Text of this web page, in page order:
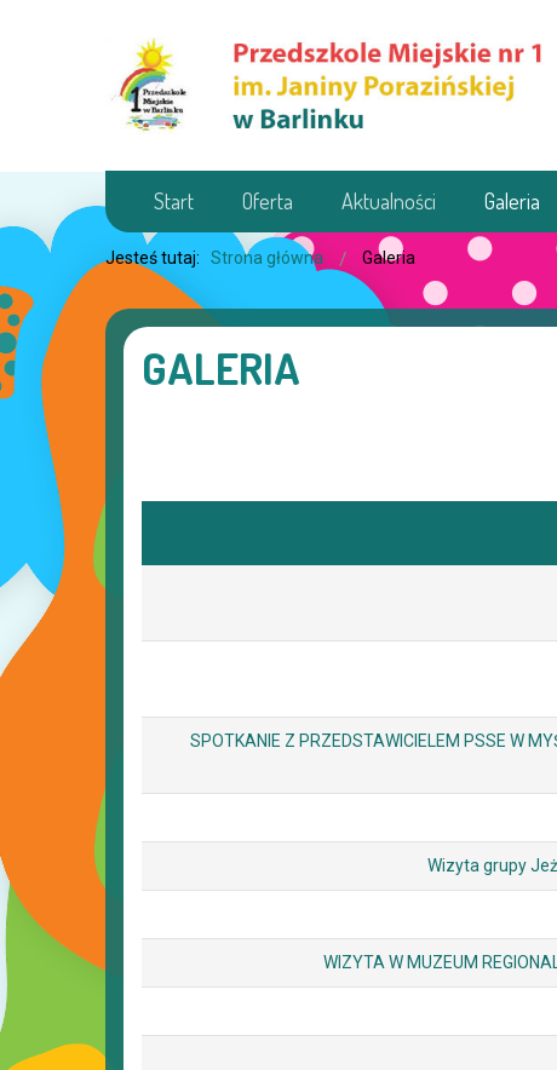
Start Oferta Aktualności Galeria
Jesteś tutaj: Strona główna Galeria
GALERIA
SPOTKANIE Z PRZEDSTAWICIELEM PSSE W
Wizyta grupy
WIZYTA W MUZEUM